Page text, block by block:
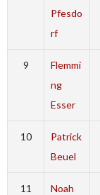
Pfesdo
rf
9
Flemmi
ng
Esser
10
Patrick
Beuel
11
Noah